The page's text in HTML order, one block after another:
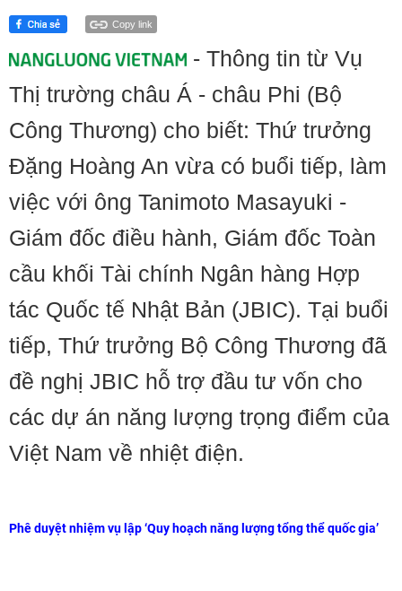
Copy link
- Thông tin từ Vụ
Thị trường châu Á - châu Phi (Bộ
Công Thương) cho biết: Thứ trưởng
Đặng Hoàng An vừa có buổi tiếp, làm
việc với ông Tanimoto Masayuki -
Giám đốc điều hành, Giám đốc Toàn
cầu khối Tài chính Ngân hàng Hợp
tác Quốc tế Nhật Bản (JBIC). Tại buổi
tiếp, Thứ trưởng Bộ Công Thương đã
đề nghị JBIC hỗ trợ đầu tư vốn cho
các dự án năng lượng trọng điểm của
Việt Nam về nhiệt điện.
Phê duyệt nhiệm vụ lập ‘Quy hoạch năng lượng tổng thể quốc gia’